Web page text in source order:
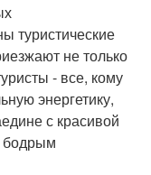
туристические
не только
- все, кому
энергетику,
с красивой
бодрым